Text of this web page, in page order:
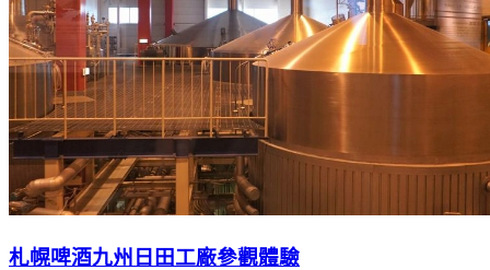
札幌啤酒九州日田工廠參觀體驗